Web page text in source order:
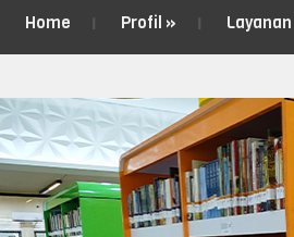
Home Profil » Layanan